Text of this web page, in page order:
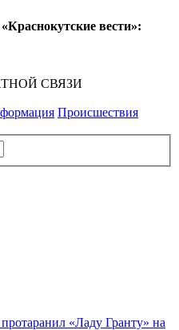
вести»:
СВЯЗИ
Происшествия
«Ладу Гранту» на